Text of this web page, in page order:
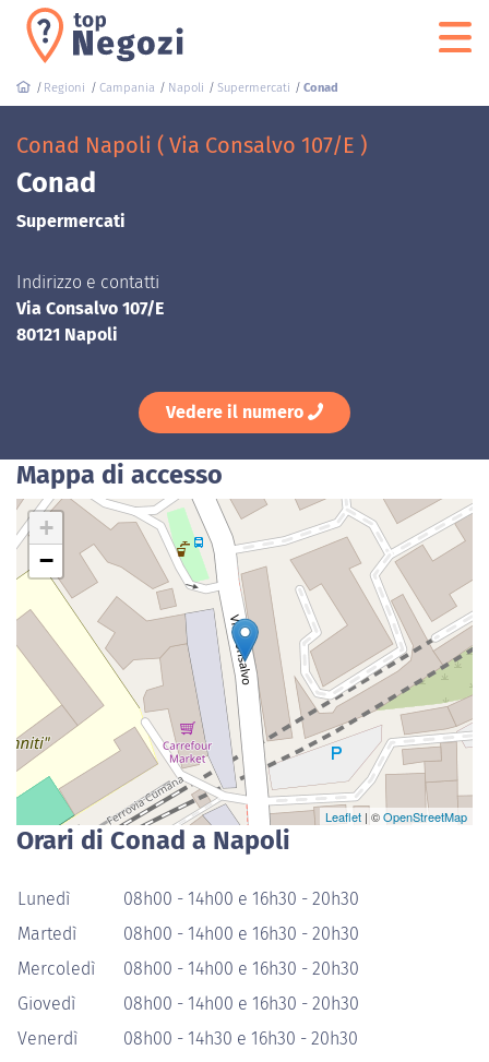
Regioni Campania Napoli Supermercati Conad
Conad Napoli ( Via Consalvo 107/E )
Conad
Supermercati
Indirizzo e contatti
Via Consalvo 107/E
80121 Napoli
Vedere il numero
Mappa di accesso
+
−
Leaflet | ©OpenStreetMap
Orari di Conad a Napoli
Lunedì
08h00 - 14h00 e 16h30 - 20h30
Martedì
08h00 - 14h00 e 16h30 - 20h30
Mercoledì
08h00 - 14h00 e 16h30 - 20h30
Giovedì
08h00 - 14h00 e 16h30 - 20h30
Venerdì
08h00 - 14h30 e 16h30 - 20h30